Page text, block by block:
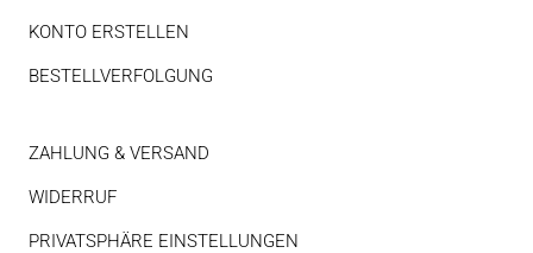
KONTO ERSTELLEN
BESTELLVERFOLGUNG
ZAHLUNG & VERSAND
WIDERRUF
PRIVATSPHÄRE EINSTELLUNGEN